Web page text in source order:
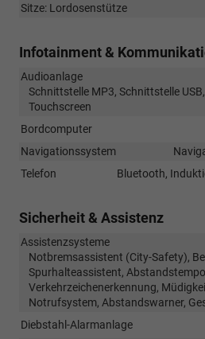
Sitze: Lordosenstütze
Infotainment &
Audioanlage
Schnittstelle MP3, Schnittstelle
Touchscreen
Bordcomputer
Navigationssystem
Telefon
Bluetooth,
Sicherheit & Assistenz
Assistenzsysteme
Notbremsassistent (City-Safety),
Spurhalteassistent,
Verkehrzeichenerkennung,
Notrufsystem, Abstandswarner,
Diebstahl-Alarmanlage